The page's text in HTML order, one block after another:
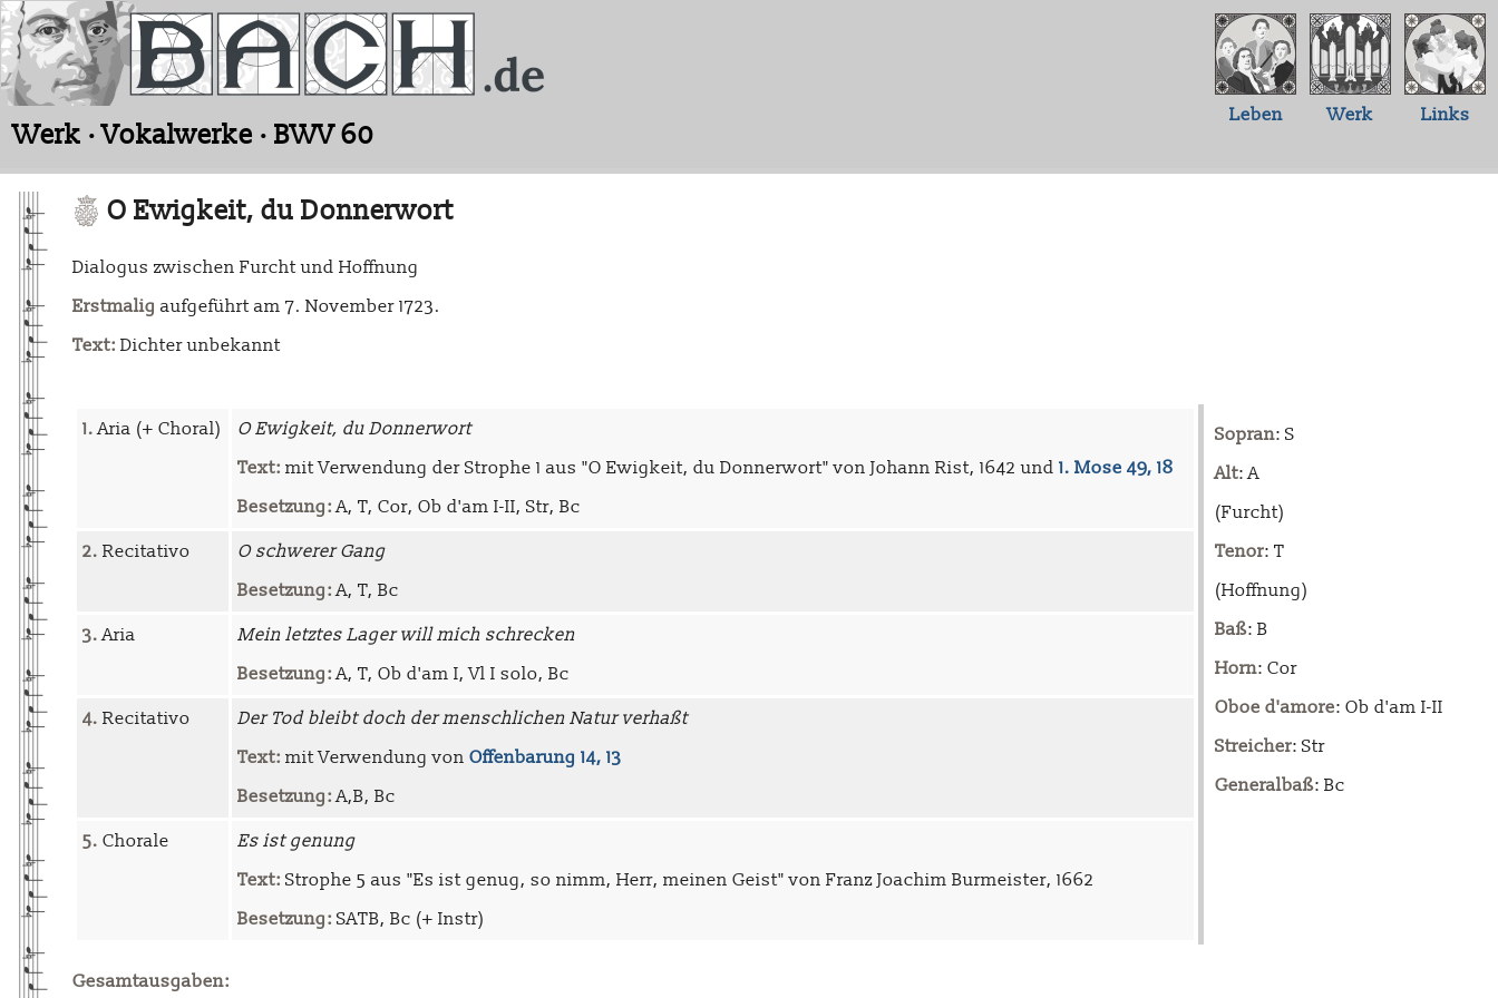
Werk · Vokalwerke · BWV 60
Leben Werk Links
O Ewigkeit, du Donnerwort
Dialogus zwischen Furcht und Hoffnung
Erstmalig aufgeführt am 7. November 1723.
Text: Dichter unbekannt
1.Aria (+ Choral)
O Ewigkeit, du Donnerwort
Text: mit Verwendung der Strophe 1 aus "O Ewigkeit, du Donnerwort" von Johann Rist, 1642 und 1. Mose 49, 18
Besetzung:A, T, Cor, Ob d'am I-II, Str, Bc
2. Recitativo
O schwerer Gang
Besetzung:A, T, Bc
3.Aria
Mein letztes Lager will mich schrecken
Besetzung:A, T, Ob d'am I, Vl I solo, Bc
4. Recitativo
Der Tod bleibt doch der menschlichen Natur verhaßt
Text: mit Verwendung von Offenbarung 14, 13
Besetzung:A,B, Bc
5. Chorale
Es ist genung
Text: Strophe 5 aus "Es ist genug, so nimm, Herr, meinen Geist" von Franz Joachim Burmeister, 1662
Besetzung: SATB, Bc (+ Instr)
Sopran: S
Alt: A
(Furcht)
Tenor: T
(Hoffnung)
Baß: B
Horn: Cor
Oboe d'amore: Ob d'am I-II
Streicher: Str
Generalbaß: Bc
Gesamtausgaben: